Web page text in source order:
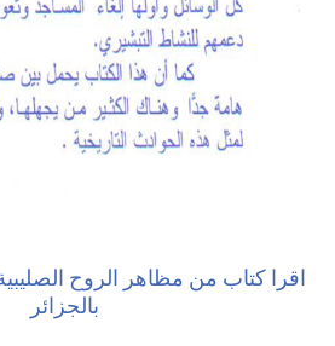
اقرا كتاب من مظاهر الروح
بالجزائر